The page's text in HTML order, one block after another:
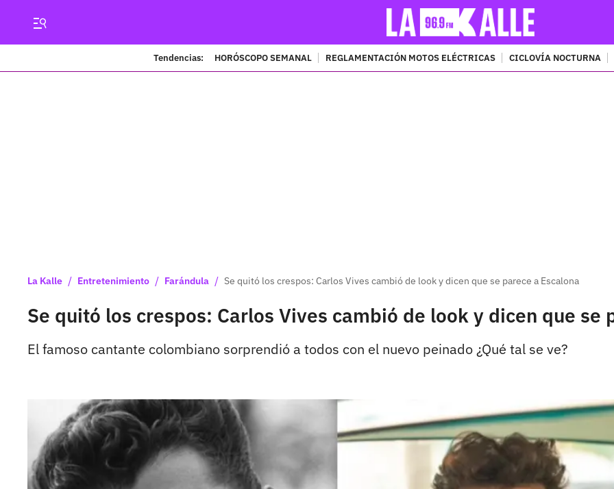
Tendencias: HORÓSCOPO SEMANAL REGLAMENTACIÓN MOTOS ELÉCTRICAS CICLOVÍA NOCTURNA
La Kalle / Entretenimiento / Farándula / Se quitó los crespos: Carlos Vives cambió de look y dicen que se parece a Escalona
Se quitó los crespos: Carlos Vives cambió de look y dicen que se
El famoso cantante colombiano sorprendió a todos con el nuevo peinado ¿Qué tal se ve?